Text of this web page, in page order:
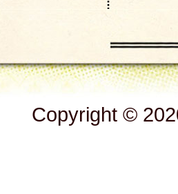
Copyright ©